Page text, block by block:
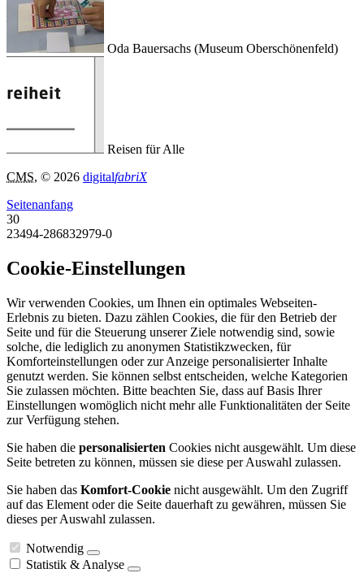
Oda Bauersachs (Museum Oberschönenfeld)
Reisen für Alle
CMS, © 2026 digitalfabriX
Seitenanfang
30
23494-286832979-0
Cookie-Einstellungen
Wir verwenden Cookies, um Ihnen ein optimales Webseiten-
Erlebnis zu bieten. Dazu zählen Cookies, die für den Betrieb der
Seite und für die Steuerung unserer Ziele notwendig sind, sowie
solche, die lediglich zu anonymen Statistikzwecken, für
Komforteinstellungen oder zur Anzeige personalisierter Inhalte
genutzt werden. Sie können selbst entscheiden, welche Kategorien
Sie zulassen möchten. Bitte beachten Sie, dass auf Basis Ihrer
Einstellungen womöglich nicht mehr alle Funktionalitäten der Seite
zur Verfügung stehen.
Sie haben die personalisierten Cookies nicht ausgewählt. Um diese
Seite betreten zu können, müssen sie diese per Auswahl zulassen.
Sie haben das Komfort-Cookie nicht ausgewählt. Um den Zugriff
auf das Element oder die Seite dauerhaft zu gewähren, müssen Sie
dieses per Auswahl zulassen.
Notwendig
Statistik & Analyse